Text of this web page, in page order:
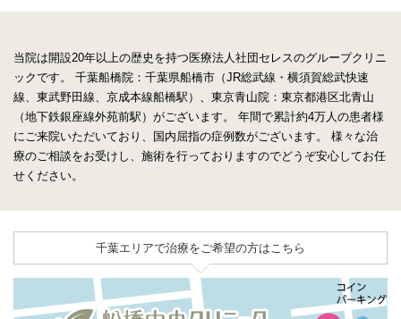
当院は開設20年以上の歴史を持つ医療法人社団セレスのグループクリニ
ックです。
千葉船橋院：千葉県船橋市（JR総武線・横須賀総武快速
線、東武野田線、京成本線船橋駅）、東京青山院：東京都港区北青山
（地下鉄銀座線外苑前駅）がございます。
年間で累計約4万人の患者様
にご来院いただいており、国内屈指の症例数がございます。
様々な治
療のご相談をお受けし、施術を行っておりますのでどうぞ安心してお任
せください。
千葉エリアで治療をご希望の方はこちら